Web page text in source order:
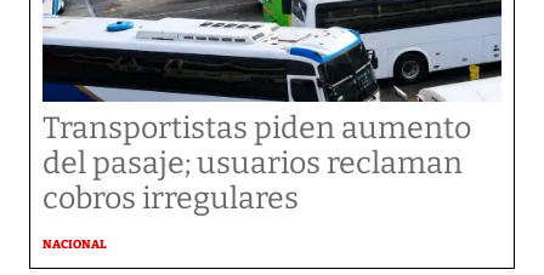
Transportistas piden aumento
del pasaje; usuarios reclaman
cobros irregulares
NACIONAL